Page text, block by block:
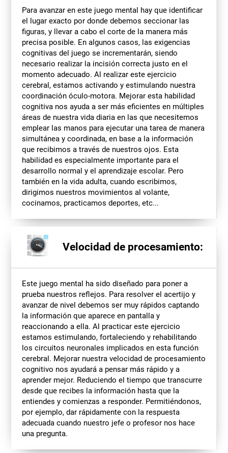
Para avanzar en este juego mental hay que identificar
el lugar exacto por donde debemos seccionar las
figuras, y llevar a cabo el corte de la manera más
precisa posible. En algunos casos, las exigencias
cognitivas del juego se incrementarán, siendo
necesario realizar la incisión correcta justo en el
momento adecuado. Al realizar este ejercicio
cerebral, estamos activando y estimulando nuestra
coordinación óculo-motora. Mejorar esta habilidad
cognitiva nos ayuda a ser más eficientes en múltiples
áreas de nuestra vida diaria en las que necesitemos
emplear las manos para ejecutar una tarea de manera
simultánea y coordinada, en base a la información
que recibimos a través de nuestros ojos. Esta
habilidad es especialmente importante para el
desarrollo normal y el aprendizaje escolar. Pero
también en la vida adulta, cuando escribimos,
dirigimos nuestros movimientos al volante,
cocinamos, practicamos deportes, etc...
Velocidad de procesamiento:
Este juego mental ha sido diseñado para poner a
prueba nuestros reflejos. Para resolver el acertijo y
avanzar de nivel debemos ser muy rápidos captando
la información que aparece en pantalla y
reaccionando a ella. Al practicar este ejercicio
estamos estimulando, fortaleciendo y rehabilitando
los circuitos neuronales implicados en esta función
cerebral. Mejorar nuestra velocidad de procesamiento
cognitivo nos ayudará a pensar más rápido y a
aprender mejor. Reduciendo el tiempo que transcurre
desde que recibes la información hasta que la
entiendes y comienzas a responder. Permitiéndonos,
por ejemplo, dar rápidamente con la respuesta
adecuada cuando nuestro jefe o profesor nos hace
una pregunta.